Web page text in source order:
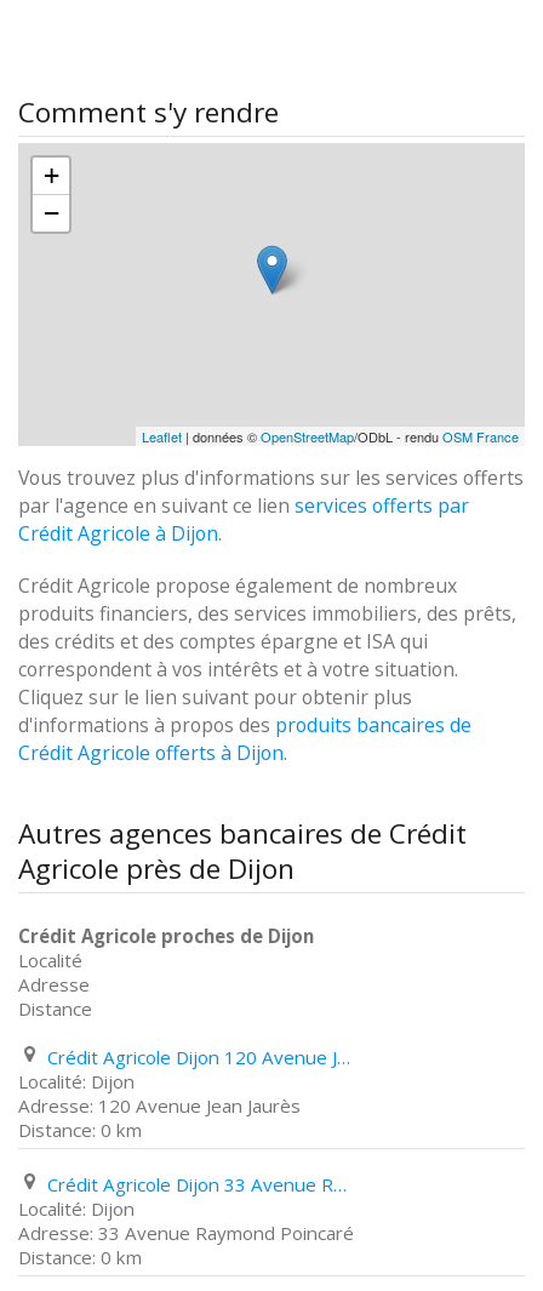
Comment s'y rendre
+
−
Leaflet | données ©OpenStreetMap/ODbL - renduOSM France
Vous trouvez plus d'informations sur les services offerts
par l'agence en suivant ce lien services offerts par
Crédit Agricole à Dijon.
Crédit Agricole propose également de nombreux
produits financiers, des services immobiliers, des prêts,
des crédits et des comptes épargne et ISA qui
correspondent à vos intérêts et à votre situation.
Cliquez sur le lien suivant pour obtenir plus
d'informations à propos des produits bancaires de
Crédit Agricole offerts à Dijon.
Autres agences bancaires de Crédit
Agricole près de Dijon
Crédit Agricole proches de Dijon
Localité
Adresse
Distance
Crédit Agricole Dijon 120 Avenue Jean Jaurès
Dijon
120 Avenue Jean Jaurès
0 km
Crédit Agricole Dijon 33 Avenue Raymond Poincaré
Dijon
33 Avenue Raymond Poincaré
0 km